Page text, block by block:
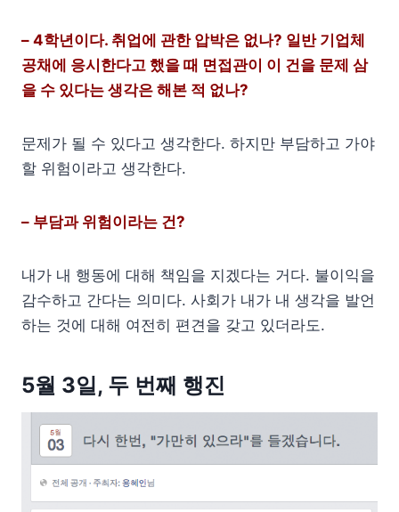
– 4학년이다. 취업에 관한 압박은 없나? 일반 기업체
공채에 응시한다고 했을 때 면접관이 이 건을 문제 삼
을 수 있다는 생각은 해본 적 없나?
문제가 될 수 있다고 생각한다. 하지만 부담하고 가야
할 위험이라고 생각한다.
– 부담과 위험이라는 건?
내가 내 행동에 대해 책임을 지겠다는 거다. 불이익을
감수하고 간다는 의미다. 사회가 내가 내 생각을 발언
하는 것에 대해 여전히 편견을 갖고 있더라도.
5월 3일, 두 번째 행진